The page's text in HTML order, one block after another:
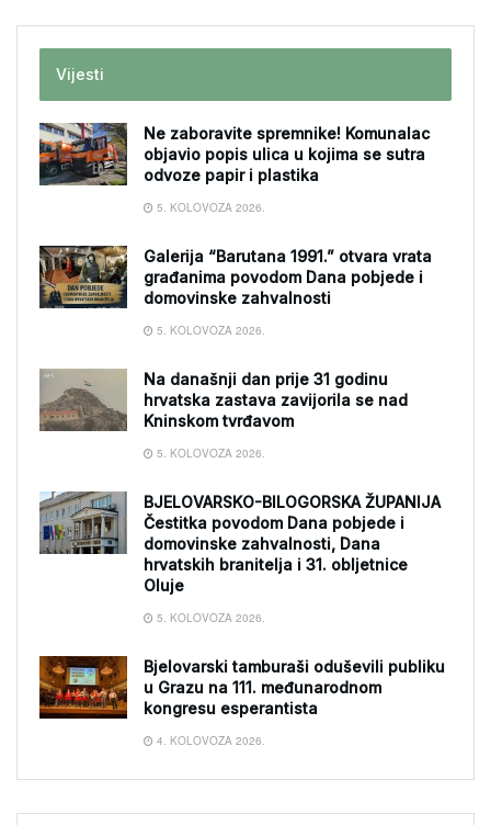
Vijesti
Ne zaboravite spremnike! Komunalac
objavio popis ulica u kojima se sutra
odvoze papir i plastika
5. KOLOVOZA 2026.
Galerija “Barutana 1991.” otvara vrata
građanima povodom Dana pobjede i
domovinske zahvalnosti
5. KOLOVOZA 2026.
Na današnji dan prije 31 godinu
hrvatska zastava zavijorila se nad
Kninskom tvrđavom
5. KOLOVOZA 2026.
BJELOVARSKO-BILOGORSKA ŽUPANIJA
Čestitka povodom Dana pobjede i
domovinske zahvalnosti, Dana
hrvatskih branitelja i 31. obljetnice
Oluje
5. KOLOVOZA 2026.
Bjelovarski tamburaši oduševili publiku
u Grazu na 111. međunarodnom
kongresu esperantista
4. KOLOVOZA 2026.